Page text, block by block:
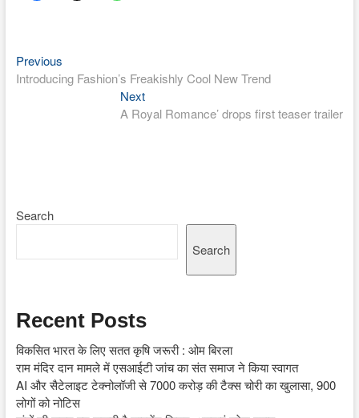
Post
navigation
PreviousPrevious
post:
Introducing Fashion’s Freakishly Cool New Trend
NextNext
post:
A Royal Romance’ drops first teaser trailer
Search
Search
Recent Posts
विकसित भारत के लिए सतत कृषि जरूरी : ओम बिरला
राम मंदिर दान मामले में एसआईटी जांच का संत समाज ने किया स्वागत
AI और सैटेलाइट टेक्नोलॉजी से 7000 करोड़ की टैक्स चोरी का खुलासा, 900
लोगों को नोटिस